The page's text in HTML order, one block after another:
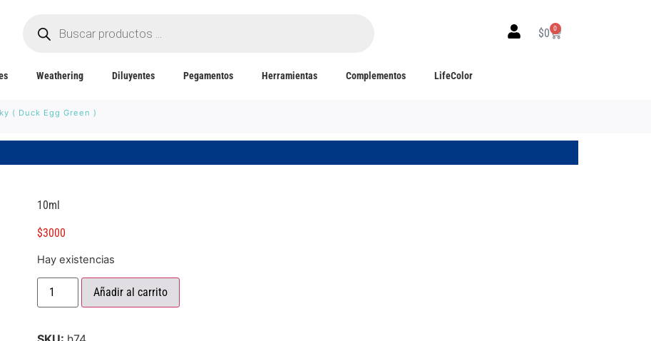
$0 0
Weathering Diluyentes Pegamentos Herramientas Complementos LifeColor
( Duck Egg Green )
10ml
$3000
Hay existencias
Añadir al carrito